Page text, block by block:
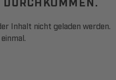
Inhalt nicht geladen werden.